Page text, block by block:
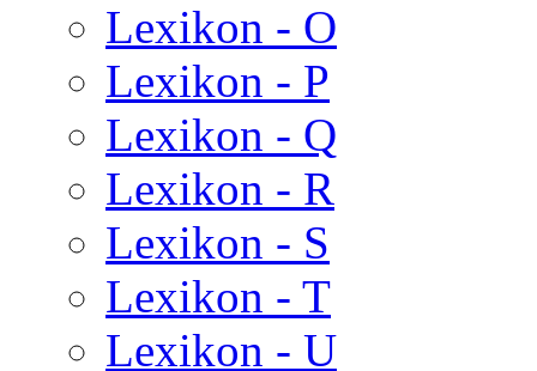
Lexikon - O
Lexikon - P
Lexikon - Q
Lexikon - R
Lexikon - S
Lexikon - T
Lexikon - U